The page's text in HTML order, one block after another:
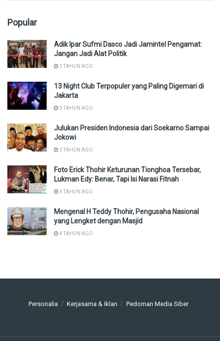
Popular
Adik Ipar Sufmi Dasco Jadi Jamintel Pengamat:
Jangan Jadi Alat Politik
3 TAHUN AGO
13 Night Club Terpopuler yang Paling Digemari di
Jakarta
3 TAHUN AGO
Julukan Presiden Indonesia dari Soekarno Sampai
Jokowi
3 TAHUN AGO
Foto Erick Thohir Keturunan Tionghoa Tersebar,
Lukman Edy: Benar, Tapi Isi Narasi Fitnah
4 TAHUN AGO
Mengenal H Teddy Thohir, Pengusaha Nasional
yang Lengket dengan Masjid
4 TAHUN AGO
Personalia Kerjasama & Iklan Pedoman Media Siber